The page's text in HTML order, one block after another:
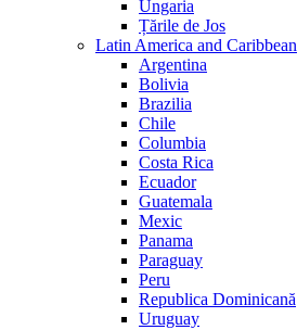
Ungaria
Țările de Jos
Latin America and Caribbean
Argentina
Bolivia
Brazilia
Chile
Columbia
Costa Rica
Ecuador
Guatemala
Mexic
Panama
Paraguay
Peru
Republica Dominicană
Uruguay